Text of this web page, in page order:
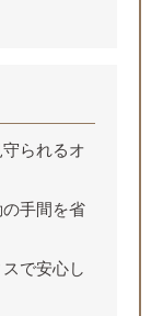
られるオ
手間を省
で安心し